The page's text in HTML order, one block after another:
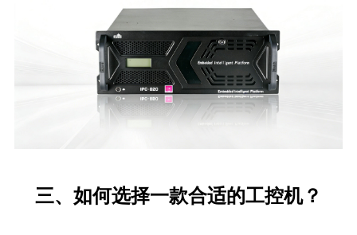
三、如何选择一款合适的工控机？